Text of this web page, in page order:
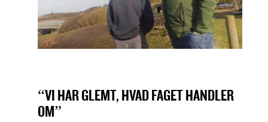
“VI HAR GLEMT, HVAD FAGET HANDLER
OM”